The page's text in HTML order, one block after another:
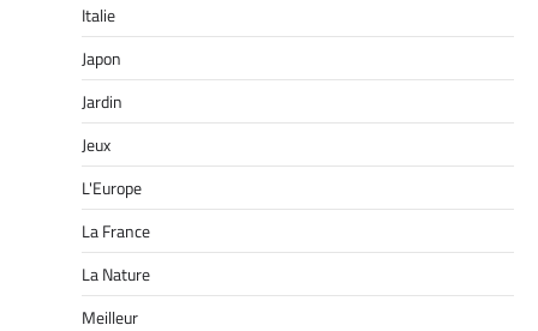
Italie
Japon
Jardin
Jeux
L'Europe
La France
La Nature
Meilleur